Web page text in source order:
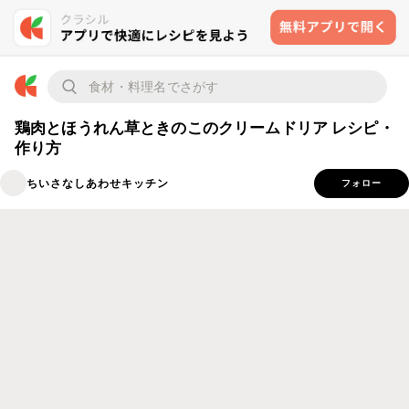
鶏肉とほうれん草ときのこのクリームドリア レシピ・
作り方
ちいさなしあわせキッチン フォロー